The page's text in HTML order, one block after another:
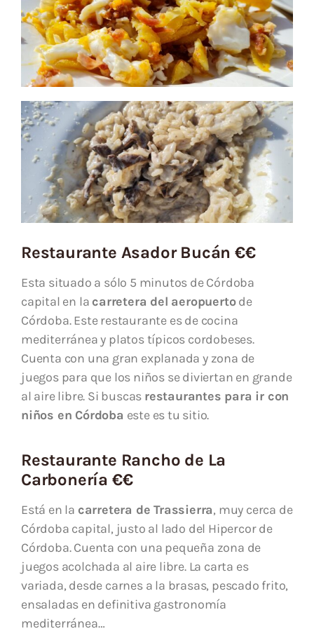
Restaurante Asador Bucán €€
Esta situado a sólo 5 minutos de Córdoba
capital en la carretera del aeropuertode
Córdoba. Este restaurante es de cocina
mediterránea y platos típicos cordobeses.
Cuenta con una gran explanada y zona de
juegos para que los niños se diviertan en grande
al aire libre. Si buscas restaurantes para ir con
niños en Córdoba este es tu sitio.
Restaurante Rancho de La
Carbonería €€
Está en la carretera de Trassierra, muy cerca de
Córdoba capital, justo al lado del Hipercor de
Córdoba. Cuenta con una pequeña zona de
juegos acolchada al aire libre. La carta es
variada, desde carnes a la brasas, pescado frito,
ensaladas en definitiva gastronomía
mediterránea…